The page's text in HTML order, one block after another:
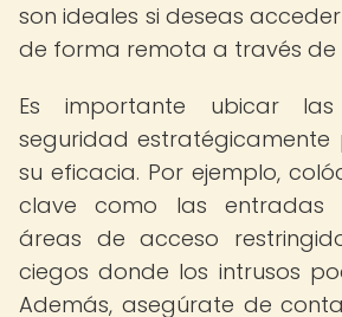
son ideales si deseas
de forma remota a través de
Es importante ubicar
seguridad estratégicamente
su eficacia. Por ejemplo,
clave como las entradas
áreas de acceso
ciegos donde los intrusos
Además, asegúrate de